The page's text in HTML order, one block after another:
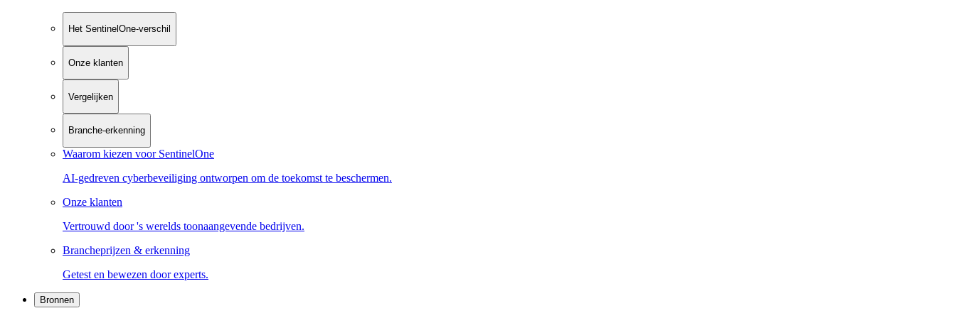
Het SentinelOne-verschil
Onze klanten
Vergelijken
Branche-erkenning
Waarom kiezen voor SentinelOne
AI-gedreven cyberbeveiliging ontworpen om de toekomst te beschermen.
Onze klanten
Vertrouwd door 's werelds toonaangevende bedrijven.
Brancheprijzen & erkenning
Getest en bewezen door experts.
Bronnen